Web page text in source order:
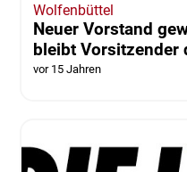
Wolfenbüttel
Neuer Vorstand
bleibt Vorsitzender
vor 15 Jahren